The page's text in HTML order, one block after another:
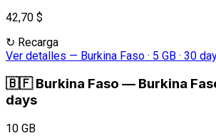
42,70 $
↻ Recarga
Ver detalles — Burkina Faso · 5 GB · 30
🇧🇫 Burkina Faso — Burkina
days
10 GB